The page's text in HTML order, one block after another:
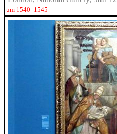
um 1540–1545